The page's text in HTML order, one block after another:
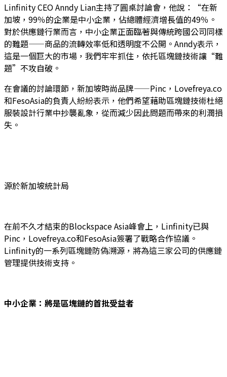
Linfinity CEO Anndy Lian主持了圓桌討論會，他說：“在新
加坡，99％的企業是中小企業，佔總體經濟增長值的49％。
對於供應鏈行業而言，中小企業正面臨著與傳統跨國公司同樣
的難題——商品的流轉效率低和透明度不公開。Anndy表示，
這是一個巨大的市場，我們牢牢抓住，依托區塊鏈技術讓“難
題”不攻自破。
在會議的討論環節，新加坡時尚品牌——Pinc，Lovefreya.co
和FesoAsia的負責人紛紛表示，他們希望藉助區塊鏈技術杜絕
服裝設計行業中抄襲亂象，從而減少因此問題而帶來的利潤損
失。
源於新加坡統計局
在前不久才結束的Blockspace Asia峰會上，Linfinity已與
Pinc，Lovefreya.co和FesoAsia簽署了戰略合作協議。
Linfinity的一系列區塊鏈防偽溯源，將為這三家公司的供應鏈
管理提供技術支持。
中小企業：將是區塊鏈的首批受益者